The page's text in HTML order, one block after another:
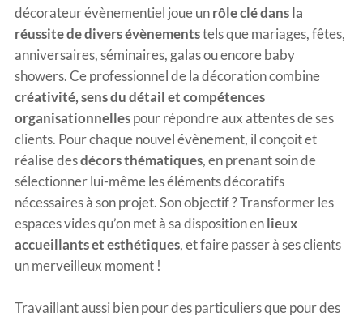
décorateur évènementiel joue un rôle clé dans la
réussite de divers évènementstels que mariages, fêtes,
anniversaires, séminaires, galas ou encore baby
showers. Ce professionnel de la décoration combine
créativité, sens du détail et compétences
organisationnellespour répondre aux attentes de ses
clients. Pour chaque nouvel évènement, il conçoit et
réalise desdécors thématiques, en prenant soin de
sélectionner lui-même les éléments décoratifs
nécessaires à son projet. Son objectif ? Transformer les
espaces vides qu’on met à sa disposition en lieux
accueillants et esthétiques, et faire passer à ses clients
un merveilleux moment !
Travaillant aussi bien pour des particuliers que pour des